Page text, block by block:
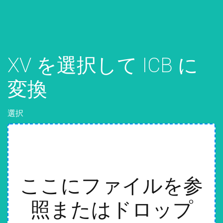
XV を選択して ICB に
変換
選択
ここにファイルを参
照またはドロップ